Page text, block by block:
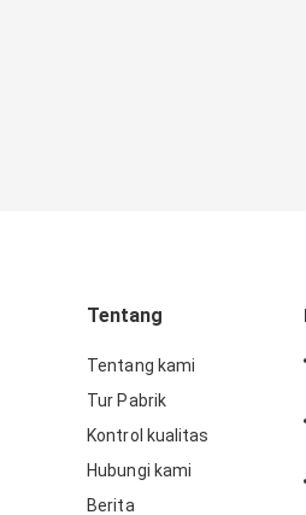
Tentang
Tentang kami
Tur Pabrik
Kontrol kualitas
Hubungi kami
Berita